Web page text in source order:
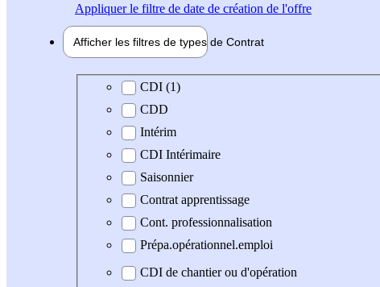
Appliquerle filtre de date de création de l'offre
Afficher les filtres de types de Contrat
Type de contrat
CDI (1)
CDD
Intérim
CDI Intérimaire
Saisonnier
Contrat apprentissage
Cont. professionnalisation
Prépa.opérationnel.emploi
CDI de chantier ou d'opération